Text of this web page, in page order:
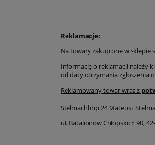
Reklamacje:
Na towary zakupione w sklepie
Informację o reklamacji należy
od daty otrzymania zgłoszenia
Reklamowany towar wraz z
Stelmachbhp 24 Mateusz
ul. Batalionów Chłopskich 90,